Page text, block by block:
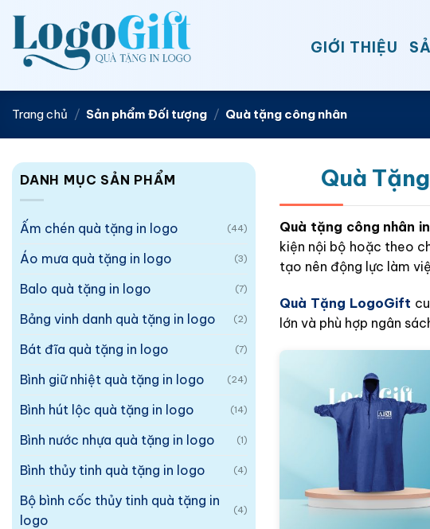
nội
dung
GIỚI THIỆU
Trang chủ / Sản phẩm Đối tượng / Quà tặng công nhân
DANH MỤC SẢN PHẨM
Ấm chén quà tặng in logo (44)
Áo mưa quà tặng in logo (3)
Balo quà tặng in logo (7)
Bảng vinh danh quà tặng in logo (2)
Bát đĩa quà tặng in logo (7)
Bình giữ nhiệt quà tặng in logo (24)
Bình hút lộc quà tặng in logo (14)
Bình nước nhựa quà tặng in logo (1)
Bình thủy tinh quà tặng in logo (4)
Bộ bình cốc thủy tinh quà tặng in
logo
(4)
Quà
Quà tặng công nhân
kiện nội bộ hoặc theo
tạo nên động lực làm
Quà Tặng LogoGift
lớn và phù hợp ngân